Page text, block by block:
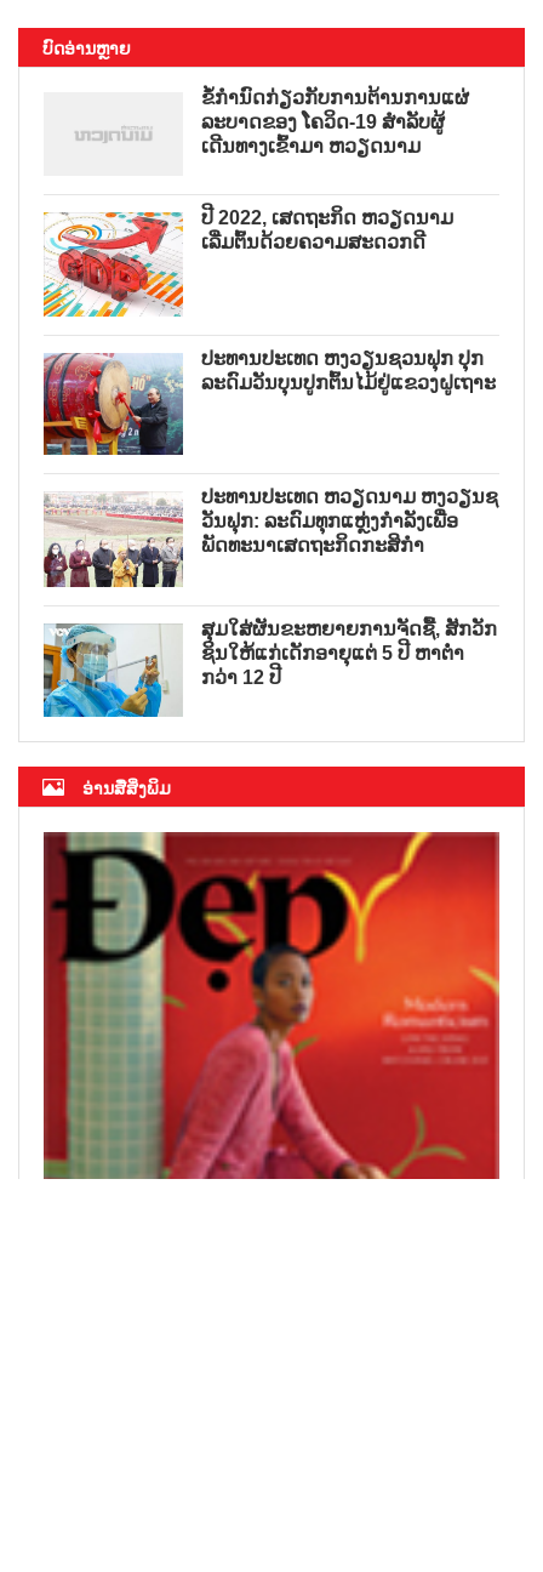
ບົດອ່ານຫຼາຍ
ຂໍ້ກຳນົດກ່ຽວກັບການຕ້ານການແຜ່
ລະບາດຂອງ ໂຄວິດ-19 ສຳລັບຜູ້
ເດີນທາງເຂົ້າມາ ຫວຽດນາມ
ປີ 2022, ເສດຖະກິດ ຫວຽດນາມ
ເລີ່ມຕົ້ນດ້ວຍຄວາມສະດວກດີ
ປະທານປະເທດ ຫງວຽນຊວນຟຸກ ປຸກ
ລະດົມວັນບຸນປູກຕົ້ນໄມ້ຢູ່ແຂວງຝູເຖາະ
ປະທານປະເທດ ຫວຽດນາມ ຫງວຽນຊ
ວັນຟຸກ: ລະດົມທຸກແຫຼ່ງກຳລັງເພື່ອ
ພັດທະນາເສດຖະກິດກະສິກຳ
ສຸມໃສ່ຜັນຂະຫຍາຍການຈັດຊື້, ສັກວັກ
ຊິນໃຫ້ແກ່ເດັກອາຍຸແຕ່ 5 ປີ ຫາຕ່ຳ
ກວ່າ 12 ປີ
ອ່ານສື່ສິ່ງພິມ